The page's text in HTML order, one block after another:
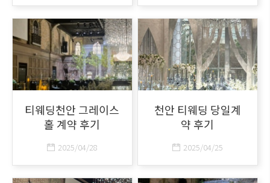
티웨딩천안 그레이스
홀 계약 후기
2025/04/28
천안 티웨딩 당일계
약 후기
2025/04/25